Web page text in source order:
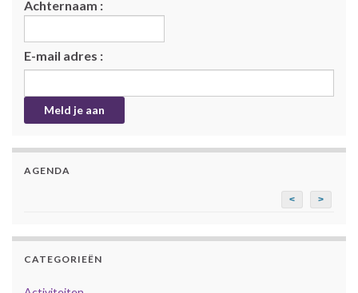
Achternaam :
E-mail adres :
AGENDA
< >
CATEGORIEËN